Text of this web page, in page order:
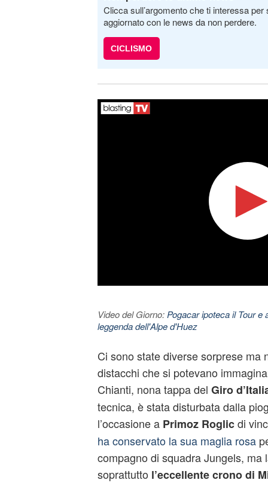
Clicca sull’argomento che ti interessa
aggiornato con le news da non perdere.
CICLISMO
Video del Giorno: Pogacar ipoteca il Tour e
leggenda dell'Alpe d'Huez
Ci sono state diverse sorprese ma
distacchi che si potevano
Chianti, nona tappa del Giro
tecnica, è stata disturbata dalla
l’occasione a Primoz Roglicdi
ha conservato la sua maglia rosa
compagno di squadra Jungels, ma
soprattutto l’eccellente crono di